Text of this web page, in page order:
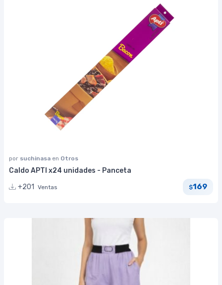
por suchinasa en Otros
Caldo APTI x24 unidades - Panceta
+201
Ventas $169